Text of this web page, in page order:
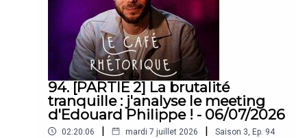
94. [PARTIE 2] La brutalité
tranquille : j'analyse le meeting
d'Edouard Philippe ! - 06/07/2026
02:20:06 | mardi 7 juillet 2026 | Saison 3 Ep. 94